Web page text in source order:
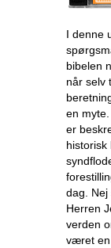
I denne
bibelen
når selv
en
er
historisk
dag. Nej
Herren
verden
været en